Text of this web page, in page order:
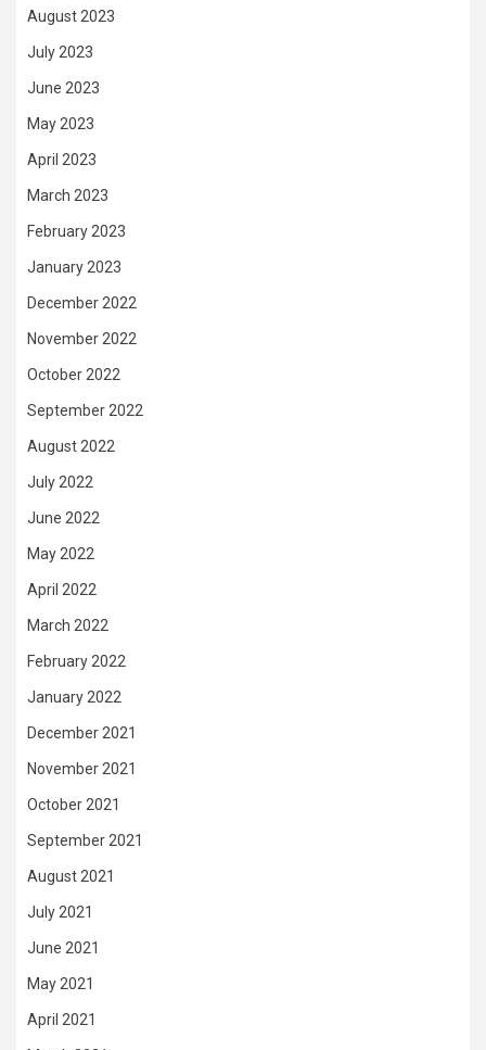
August 2023
July 2023
June 2023
May 2023
April 2023
March 2023
February 2023
January 2023
December 2022
November 2022
October 2022
September 2022
August 2022
July 2022
June 2022
May 2022
April 2022
March 2022
February 2022
January 2022
December 2021
November 2021
October 2021
September 2021
August 2021
July 2021
June 2021
May 2021
April 2021